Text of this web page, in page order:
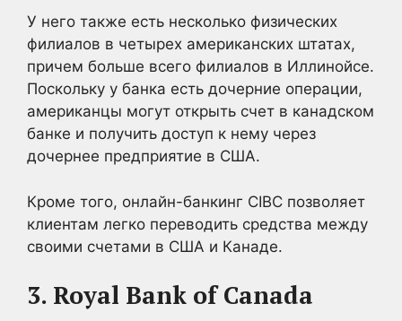
У него также есть несколько физических
филиалов в четырех американских штатах,
причем больше всего филиалов в Иллинойсе.
Поскольку у банка есть дочерние операции,
американцы могут открыть счет в канадском
банке и получить доступ к нему через
дочернее предприятие в США.
Кроме того, онлайн-банкинг CIBC позволяет
клиентам легко переводить средства между
своими счетами в США и Канаде.
3. Royal Bank of Canada